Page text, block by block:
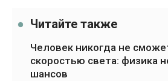
Читайте также
Человек никогда не
скоростью света: физика
шансов